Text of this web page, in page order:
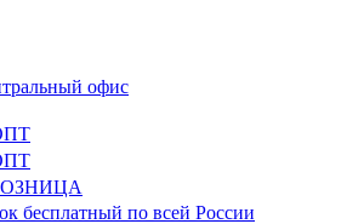
офис
бесплатный по всей России